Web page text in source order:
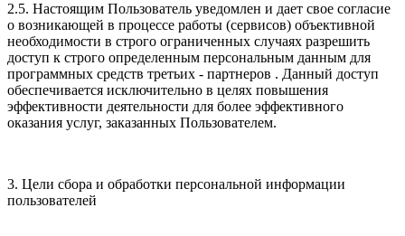
2.5. Настоящим Пользователь уведомлен и дает свое согласие
о возникающей в процессе работы (сервисов) объективной
необходимости в строго ограниченных случаях разрешить
доступ к строго определенным персональным данным для
программных средств третьих - партнеров . Данный доступ
обеспечивается исключительно в целях повышения
эффективности деятельности для более эффективного
оказания услуг, заказанных Пользователем.
3. Цели сбора и обработки персональной информации
пользователей